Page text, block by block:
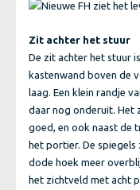
Zit achter het stuur
De zit achter het stuur
kastenwand boven de
laag. Een klein randje
daar nog onderuit. Het
goed, en ook naast de
het portier. De
dode hoek meer
het zichtveld met acht